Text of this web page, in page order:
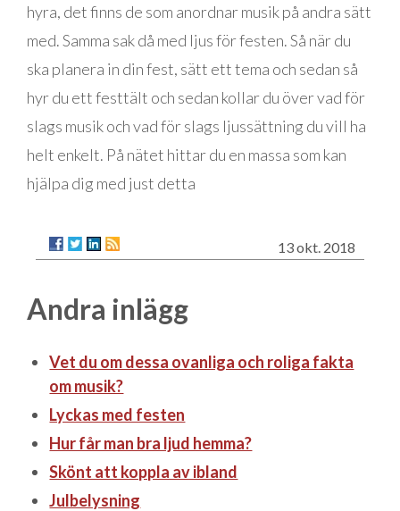
hyra, det finns de som anordnar musik på andra sätt
med. Samma sak då med ljus för festen. Så när du
ska planera in din fest, sätt ett tema och sedan så
hyr du ett festtält och sedan kollar du över vad för
slags musik och vad för slags ljussättning du vill ha
helt enkelt. På nätet hittar du en massa som kan
hjälpa dig med just detta
13 okt. 2018
Andra inlägg
Vet du om dessa ovanliga och roliga fakta
om musik?
Lyckas med festen
Hur får man bra ljud hemma?
Skönt att koppla av ibland
Julbelysning